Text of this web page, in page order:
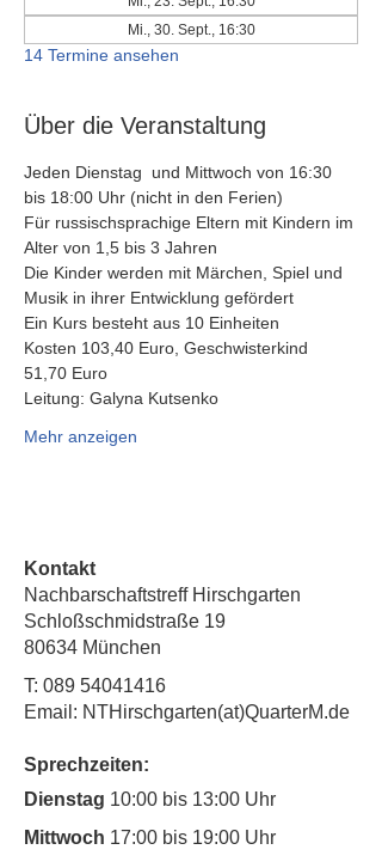
Mi., 30. Sept., 16:30
14 Termine ansehen
Über die Veranstaltung
Jeden Dienstag  und Mittwoch von 16:30
bis 18:00 Uhr (nicht in den Ferien)
Für russischsprachige Eltern mit Kindern im
Alter von 1,5 bis 3 Jahren
Die Kinder werden mit Märchen, Spiel und
Musik in ihrer Entwicklung gefördert
Ein Kurs besteht aus 10 Einheiten
Kosten 103,40 Euro, Geschwisterkind
51,70 Euro
Leitung: Galyna Kutsenko
Mehr anzeigen
Kontakt
Nachbarschaftstreff Hirschgarten
Schloßschmidstraße 19
80634 München
T: 089 54041416
Email: NTHirschgarten(at)QuarterM.de
Sprechzeiten:
Dienstag 10:00 bis 13:00 Uhr
Mittwoch 17:00 bis 19:00 Uhr